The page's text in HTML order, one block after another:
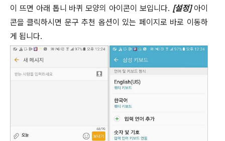
이 뜨면 아래 톱니 바퀴 모양의 아이콘이 보입니다. [설정] 아이
콘을 클릭하시면 문구 추천 옵션이 있는 페이지로 바로 이동하
게 됩니다.